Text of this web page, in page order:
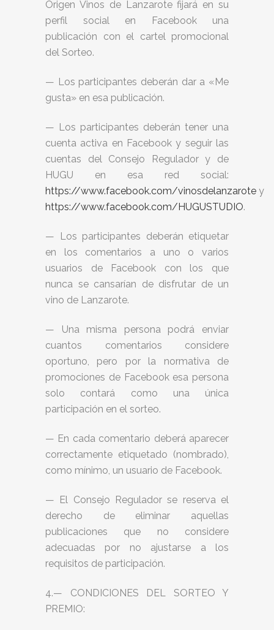
Origen Vinos de Lanzarote fijará en su
perfil social en Facebook una
publicación con el cartel promocional
del Sorteo.
— Los participantes deberán dar a «Me
gusta» en esa publicación.
— Los participantes deberán tener una
cuenta activa en Facebook y seguir las
cuentas del Consejo Regulador y de
HUGU en esa red social:
https://www.facebook.com/vinosdelanzarote y
https://www.facebook.com/HUGUSTUDIO.
— Los participantes deberán etiquetar
en los comentarios a uno o varios
usuarios de Facebook con los que
nunca se cansarían de disfrutar de un
vino de Lanzarote.
— Una misma persona podrá enviar
cuantos comentarios considere
oportuno, pero por la normativa de
promociones de Facebook esa persona
solo contará como una única
participación en el sorteo.
— En cada comentario deberá aparecer
correctamente etiquetado (nombrado),
como mínimo, un usuario de Facebook.
— El Consejo Regulador se reserva el
derecho de eliminar aquellas
publicaciones que no considere
adecuadas por no ajustarse a los
requisitos de participación.
4.— CONDICIONES DEL SORTEO Y
PREMIO: